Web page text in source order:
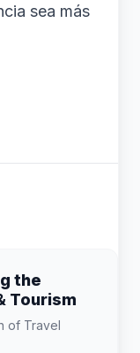
sea más
the
Tourism
of Travel